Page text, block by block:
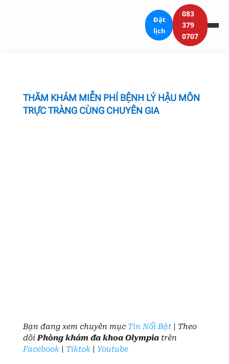
Đặt
lịch
083
379
0707
THĂM KHÁM MIỄN PHÍ BỆNH LÝ HẬU MÔN
TRỰC TRÀNG CÙNG CHUYÊN GIA
Bạn đang xem chuyên mục Tin Nổi Bật| Theo
dõiPhòng khám đa khoa Olympiatrên
Facebook| Tiktok| Youtube